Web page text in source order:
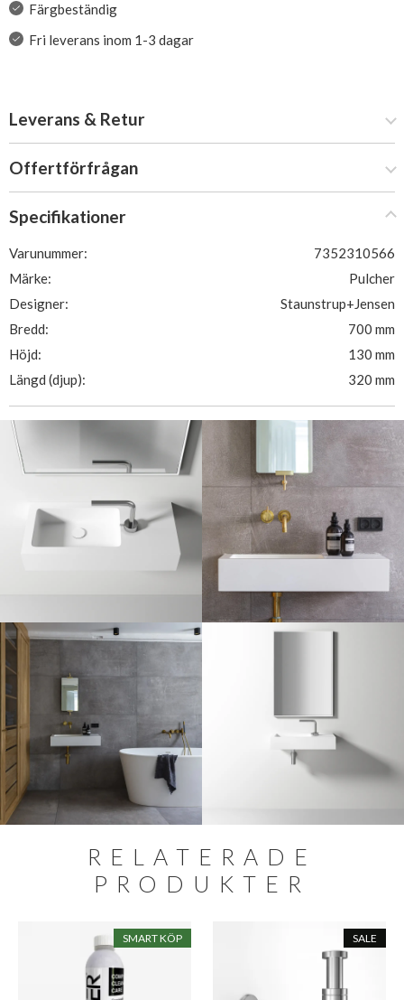
Färgbeständig
Fri leverans inom 1-3 dagar
Leverans & Retur
Offertförfrågan
Specifikationer
Varunummer:
7352310566
Märke:
Pulcher
Designer:
Staunstrup+Jensen
Bredd:
700 mm
Höjd:
130 mm
Längd (djup):
320 mm
RELATERADE
PRODUKTER
SMART KÖP SALE